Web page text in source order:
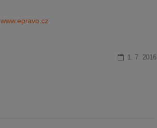
www.epravo.cz
1. 7. 2016